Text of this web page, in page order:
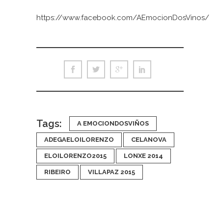
https://www.facebook.com/AEmocionDosVinos/
Tags: A EMOCIONDOSVIÑOS
ADEGAELOILORENZO CELANOVA
ELOILORENZO2015 LONXE 2014
RIBEIRO VILLAPAZ 2015